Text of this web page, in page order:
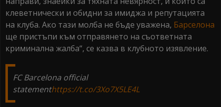
клеветнически и обидни за имиджа и репутацията
на клуба. Ако тази молба не бъде уважена, Барселона
ще пристъпи към отправянето на съответната
криминална жалба“, се казва в клубното изявление.
FC Barcelona official
statementhttps://t.co/3Xo7X5LE4L